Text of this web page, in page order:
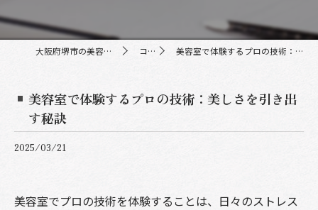
大阪府堺市の美容室ならFor-Relive コラム 美容室で体験するプロの技術：美しさを引き出す秘訣
美容室で体験するプロの技術：美しさを引き出
す秘訣
2025/03/21
美容室でプロの技術を体験することは、日々のストレス